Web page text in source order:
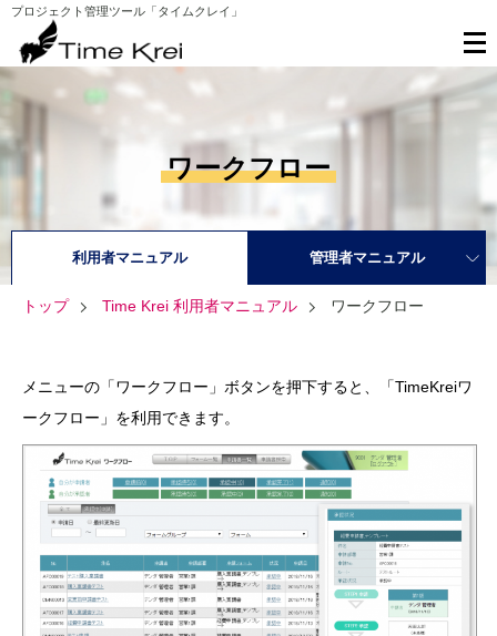
プロジェクト管理ツール「タイムクレイ」
ワークフロー
利用者マニュアル 管理者マニュアル
トップ Time Krei 利用者マニュアル ワークフロー
メニューの「ワークフロー」ボタンを押下すると、「TimeKreiワ
ークフロー」を利用できます。